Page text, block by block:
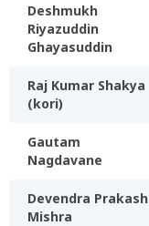
Deshmukh
Riyazuddin
Ghayasuddin
Raj Kumar Shakya
(kori)
Gautam
Nagdavane
Devendra Prakash
Mishra